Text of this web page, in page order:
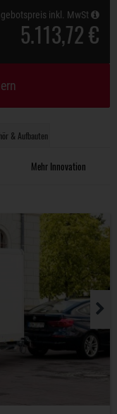
& Aufbauten
Mehr Innovation
inkl. MwSt
5.113,72 €